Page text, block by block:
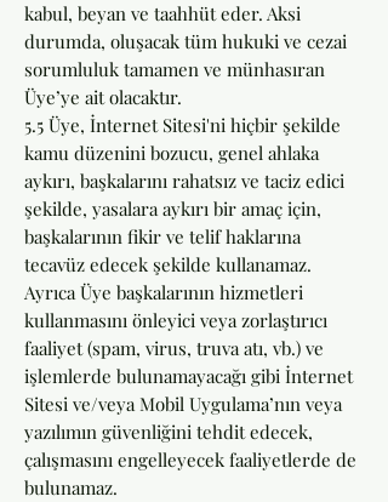
kabul, beyan ve taahhüt eder. Aksi
durumda, oluşacak tüm hukuki ve cezai
sorumluluk tamamen ve münhasıran
Üye’ye ait olacaktır.
5.5 Üye, İnternet Sitesi'ni hiçbir şekilde
kamu düzenini bozucu, genel ahlaka
aykırı, başkalarını rahatsız ve taciz edici
şekilde, yasalara aykırı bir amaç için,
başkalarının fikir ve telif haklarına
tecavüz edecek şekilde kullanamaz.
Ayrıca Üye başkalarının hizmetleri
kullanmasını önleyici veya zorlaştırıcı
faaliyet (spam, virus, truva atı, vb.) ve
işlemlerde bulunamayacağı gibi İnternet
Sitesi ve/veya Mobil Uygulama’nın veya
yazılımın güvenliğini tehdit edecek,
çalışmasını engelleyecek faaliyetlerde de
bulunamaz.